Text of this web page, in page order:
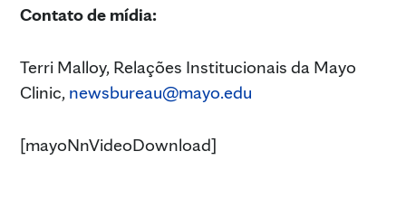
Contato de mídia:
Terri Malloy, Relações Institucionais da Mayo
Clinic, newsbureau@mayo.edu
[mayoNnVideoDownload]